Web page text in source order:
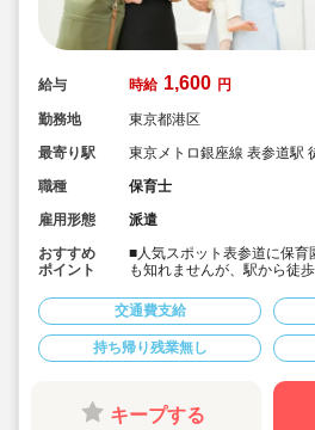
給与 時給 1,600 円
勤務地
東京都港区
最寄り駅
東京メトロ銀座線 表参道駅
職種
保育士
雇用形態
派遣
おすすめ
ポイント
■人気スポット表参道に保
も知れませんが、駅から徒
■職員関係も良好で、残業
ん！
■ON/OFFしっかり区別して
すすめな働き方です！
■保育士専任のコンサルタ
サポートいたします！
■表参道駅より徒歩5分の認
交通費支給
持ち帰り残業無し
キープする